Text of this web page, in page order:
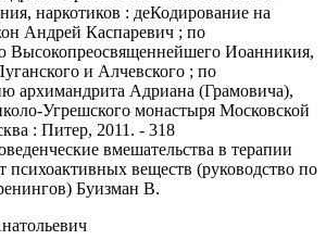
наркотиков : деКодирование на
Андрей Каспаревич ; по
Высокопреосвященнейшего Иоанникия,
и Алчевского ; по
архимандрита Адриана (Грамовича),
Угрешского монастыря Московской
: Питер, 2011. - 318
вмешательства в терапии
психоактивных веществ (руководство по
Буизман В.